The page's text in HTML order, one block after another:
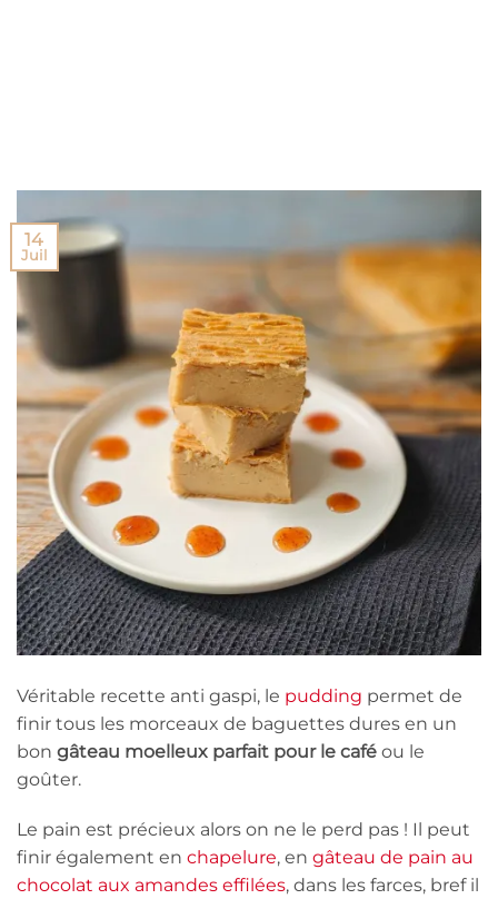
14
Juil
Véritable recette anti gaspi, le pudding permet de
finir tous les morceaux de baguettes dures en un
bon gâteau moelleux parfait pour le café ou le
goûter.
Le pain est précieux alors on ne le perd pas ! Il peut
finir également en chapelure, en gâteau de pain au
chocolat aux amandes effilées, dans les farces, bref il